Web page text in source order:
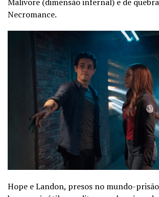
Necromance.
Hope e Landon, presos no mundo-